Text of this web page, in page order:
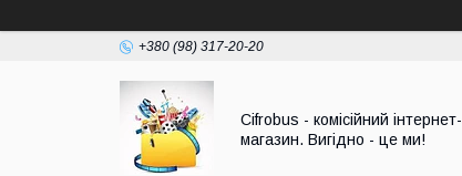
+380 (98) 317-20-20
Cifrobus - комiсiйний iнтернет-
магазин. Вигiдно - це ми!